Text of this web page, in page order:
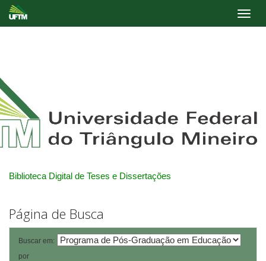
Biblioteca Digital de Teses e Dissertações
Página de Busca
Buscar em:
por